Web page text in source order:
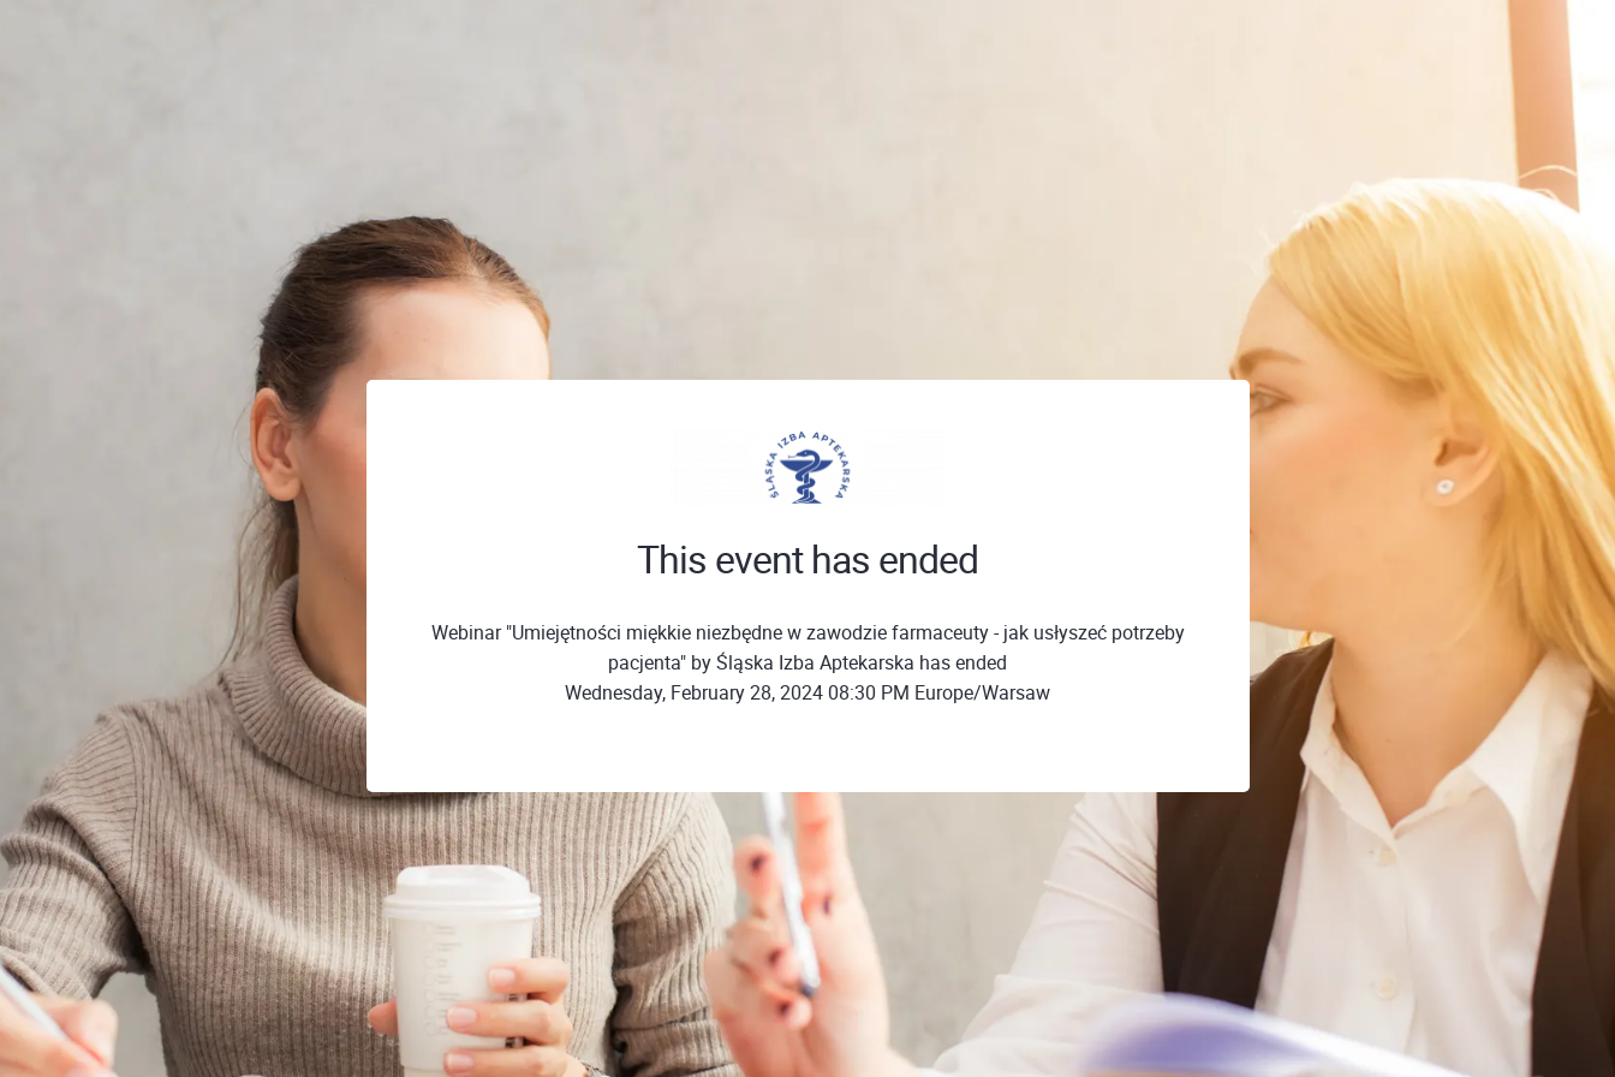
This event has ended
Webinar "Umiejętności miękkie niezbędne w zawodzie farmaceuty - jak usłyszeć potrzeby
pacjenta" by Śląska Izba Aptekarska has ended
Wednesday, February 28, 2024 08:30 PM Europe/Warsaw